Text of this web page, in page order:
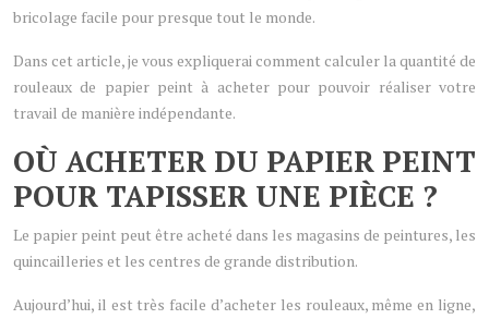
bricolage facile pour presque tout le monde.
Dans cet article, je vous expliquerai comment calculer la quantité de
rouleaux de papier peint à acheter pour pouvoir réaliser votre
travail de manière indépendante.
OÙ ACHETER DU PAPIER PEINT
POUR TAPISSER UNE PIÈCE ?
Le papier peint peut être acheté dans les magasins de peintures, les
quincailleries et les centres de grande distribution.
Aujourd’hui, il est très facile d’acheter les rouleaux, même en ligne,